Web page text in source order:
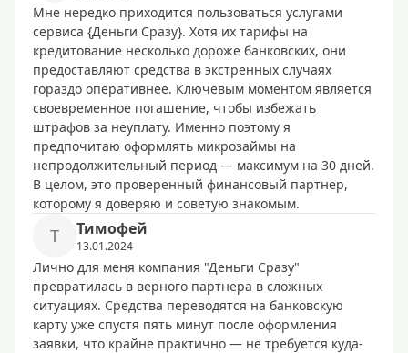
Мне нередко приходится пользоваться услугами
сервиса {Деньги Сразу}. Хотя их тарифы на
кредитование несколько дороже банковских, они
предоставляют средства в экстренных случаях
гораздо оперативнее. Ключевым моментом является
своевременное погашение, чтобы избежать
штрафов за неуплату. Именно поэтому я
предпочитаю оформлять микрозаймы на
непродолжительный период — максимум на 30 дней.
В целом, это проверенный финансовый партнер,
которому я доверяю и советую знакомым.
Т Тимофей
13.01.2024
Лично для меня компания "Деньги Сразу"
превратилась в верного партнера в сложных
ситуациях. Средства переводятся на банковскую
карту уже спустя пять минут после оформления
заявки, что крайне практично — не требуется куда-